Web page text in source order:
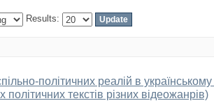
Results:
політичних реалій в
текстів різних відеожанрів)